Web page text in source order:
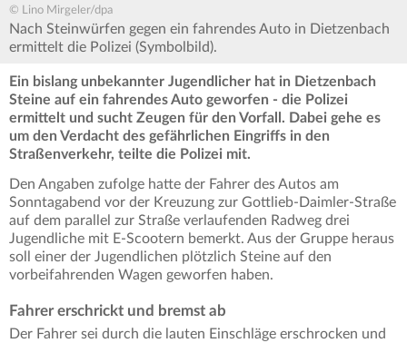
© Lino Mirgeler/dpa
Nach Steinwürfen gegen ein fahrendes Auto in Dietzenbach
ermittelt die Polizei (Symbolbild).
Ein bislang unbekannter Jugendlicher hat in Dietzenbach
Steine auf ein fahrendes Auto geworfen - die Polizei
ermittelt und sucht Zeugen für den Vorfall. Dabei gehe es
um den Verdacht des gefährlichen Eingriffs in den
Straßenverkehr, teilte die Polizei mit.
Den Angaben zufolge hatte der Fahrer des Autos am
Sonntagabend vor der Kreuzung zur Gottlieb-Daimler-Straße
auf dem parallel zur Straße verlaufenden Radweg drei
Jugendliche mit E-Scootern bemerkt. Aus der Gruppe heraus
soll einer der Jugendlichen plötzlich Steine auf den
vorbeifahrenden Wagen geworfen haben.
Fahrer erschrickt und bremst ab
Der Fahrer sei durch die lauten Einschläge erschrocken und